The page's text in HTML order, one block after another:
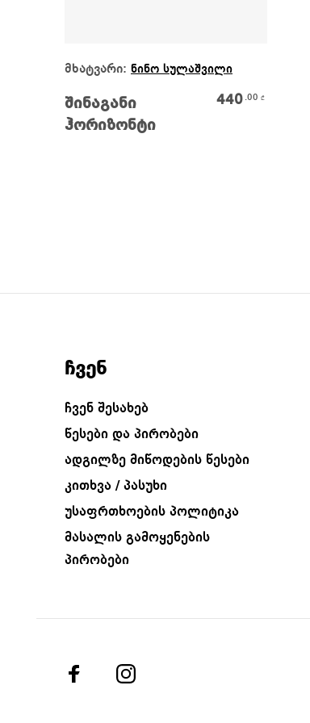
მხატვარი: ნინო სულაშვილი
შინაგანი
ჰორიზონტი
440 .00 ₾
ჩვენ
ჩვენ შესახებ
წესები და პირობები
ადგილზე მიწოდების წესები
კითხვა / პასუხი
უსაფრთხოების პოლიტიკა
მასალის გამოყენების
პირობები